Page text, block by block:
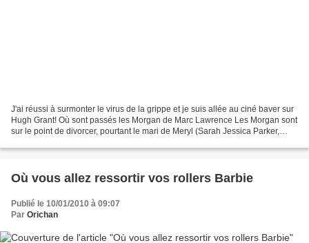
J'ai réussi à surmonter le virus de la grippe et je suis allée au ciné baver sur
Hugh Grant! Où sont passés les Morgan de Marc Lawrence Les Morgan sont
sur le point de divorcer, pourtant le mari de Meryl (Sarah Jessica Parker,
Où vous allez ressortir vos rollers Barbie
Publié le 10/01/2010 à 09:07
Par Orichan